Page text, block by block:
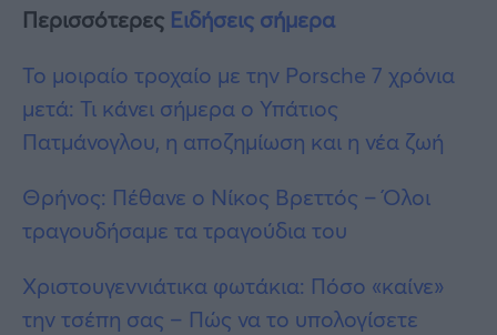
Περισσότερες Ειδήσεις σήμερα
Το μοιραίο τροχαίο με την Porsche 7 χρόνια
μετά: Τι κάνει σήμερα ο Υπάτιος
Πατμάνογλου, η αποζημίωση και η νέα ζωή
Θρήνος: Πέθανε ο Νίκος Βρεττός – Όλοι
τραγουδήσαμε τα τραγούδια του
Χριστουγεννιάτικα φωτάκια: Πόσο «καίνε»
την τσέπη σας – Πώς να το υπολογίσετε